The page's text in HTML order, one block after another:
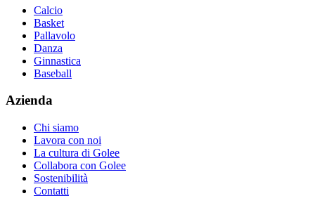
Calcio
Basket
Pallavolo
Danza
Ginnastica
Baseball
Azienda
Chi siamo
Lavora con noi
La cultura di Golee
Collabora con Golee
Sostenibilità
Contatti